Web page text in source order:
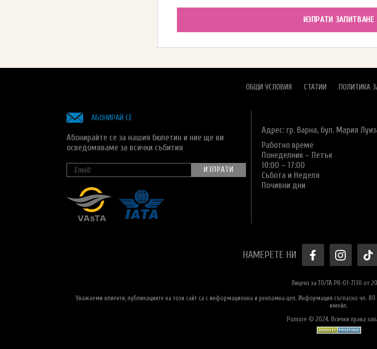
ИЗПРАТИ ЗАПИТВАНЕ
ОБЩИ УСЛОВИЯ СТАТИИ ПОЛИТИКА
АБОНИРАЙ СЕ
Абонирайте се за нашия бюлетин и ние ще ви
осведомяваме за всички събития
Адрес: гр. Варна, бул. Мария
Работно време
Понеделник – Петък
10:00 – 17:00
Събота и Неделя
Почивни дни
НАМЕРЕТЕ НИ
Лиценз за ТО/ТА РК-01-7130 от
Уважаеми клиенти, публикациите на този сайт са с информационна и рекламна цел. Информация съгласно чл.
имейл.
Pomore © 2024. Всички права